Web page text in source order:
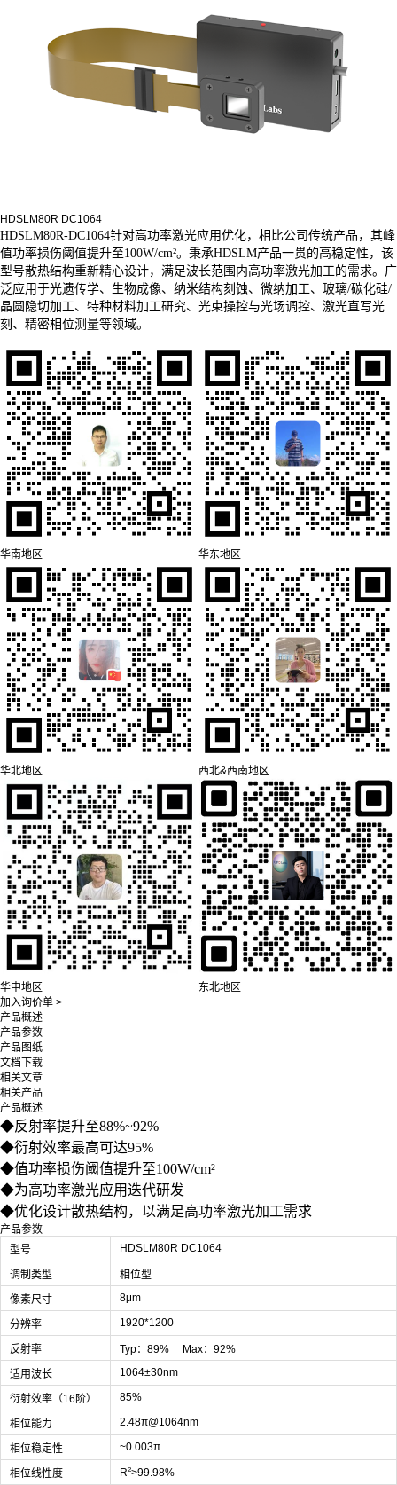
HDSLM80R DC1064
HDSLM80R-DC1064针对高功率激光应用优化，相比公司传统产品，其峰
值功率损伤阈值提升至100W/cm²。秉承HDSLM产品一贯的高稳定性，该
型号散热结构重新精心设计，满足波长范围内高功率激光加工的需求。广
泛应用于光遗传学、生物成像、纳米结构刻蚀、微纳加工、玻璃/碳化硅/
晶圆隐切加工、特种材料加工研究、光束操控与光场调控、激光直写光
刻、精密相位测量等领域。
华南地区 华东地区
华北地区 西北&西南地区
华中地区
东北地区
加入询价单 >
产品概述
产品参数
产品图纸
文档下载
相关文章
相关产品
产品概述
◆反射率提升至88%~92%
◆衍射效率最高可达95%
◆值功率损伤阈值提升至100W/cm²
◆为高功率激光应用迭代研发
◆优化设计散热结构，以满足高功率激光加工需求
产品参数
型号
HDSLM80R DC1064
调制类型
相位型
像素尺寸
8μm
分辨率 1920*1200
反射率
Typ：89% Max：92%
适用波长
1064±30nm
衍射效率（16阶） 85%
相位能力 2.48π@1064nm
相位稳定性 ~0.003π
相位线性度 R²>99.98%